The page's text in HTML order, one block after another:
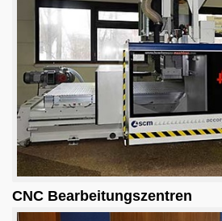
CNC Bearbeitungszentren